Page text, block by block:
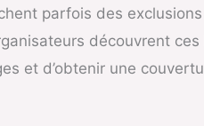
parfois des
découvrent
et d’obtenir une